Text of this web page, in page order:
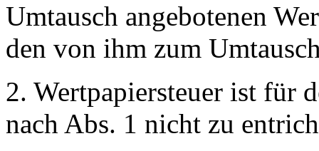
Umtausch angebotenen
den von ihm zum
2. Wertpapiersteuer ist für
nach Abs. 1 nicht zu